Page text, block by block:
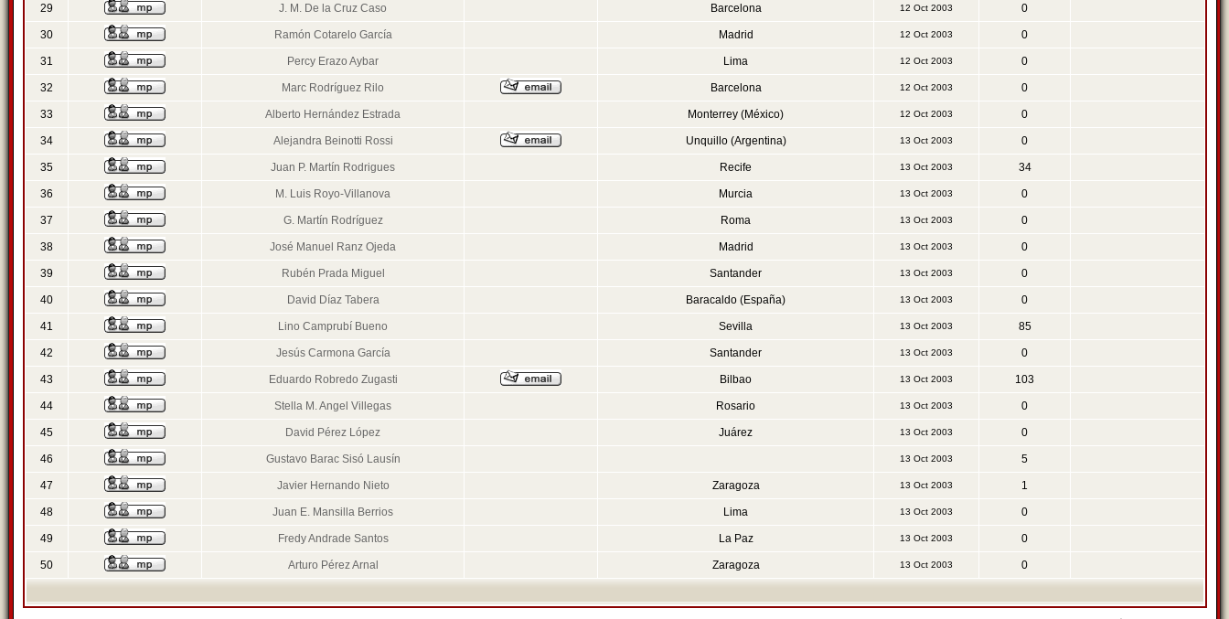
29 J. M. De la Cruz Caso Barcelona 12 Oct 2003 0
30 Ramón Cotarelo García Madrid 12 Oct 2003 0
31 Percy Erazo Aybar Lima 12 Oct 2003 0
32 Marc Rodríguez Rilo Barcelona 12 Oct 2003 0
33 Alberto Hernández Estrada Monterrey (México) 12 Oct 2003 0
34 Alejandra Beinotti Rossi Unquillo (Argentina) 13 Oct 2003 0
35 Juan P. Martín Rodrigues Recife 13 Oct 2003 34
36 M. Luis Royo-Villanova Murcia 13 Oct 2003 0
37 G. Martín Rodríguez Roma 13 Oct 2003 0
38 José Manuel Ranz Ojeda Madrid 13 Oct 2003 0
39 Rubén Prada Miguel Santander 13 Oct 2003 0
40 David Díaz Tabera Baracaldo (España) 13 Oct 2003 0
41 Lino Camprubí Bueno Sevilla 13 Oct 2003 85
42 Jesús Carmona García Santander 13 Oct 2003 0
43 Eduardo Robredo Zugasti Bilbao 13 Oct 2003 103
44 Stella M. Angel Villegas Rosario 13 Oct 2003 0
45 David Pérez López Juárez 13 Oct 2003 0
46 Gustavo Barac Sisó Lausín 13 Oct 2003 5
47 Javier Hernando Nieto Zaragoza 13 Oct 2003 1
48 Juan E. Mansilla Berrios Lima 13 Oct 2003 0
49 Fredy Andrade Santos La Paz 13 Oct 2003 0
50 Arturo Pérez Arnal Zaragoza 13 Oct 2003 0